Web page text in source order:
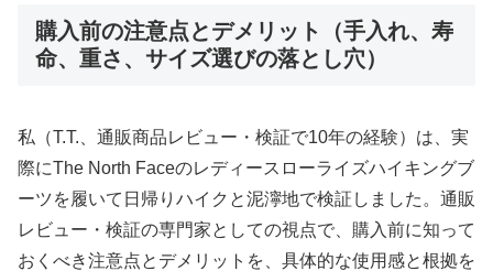
購入前の注意点とデメリット（手入れ、寿
命、重さ、サイズ選びの落とし穴）
私（T.T.、通販商品レビュー・検証で10年の経験）は、実
際にThe North Faceのレディースローライズハイキングブ
ーツを履いて日帰りハイクと泥濘地で検証しました。通販
レビュー・検証の専門家としての視点で、購入前に知って
おくべき注意点とデメリットを、具体的な使用感と根拠を